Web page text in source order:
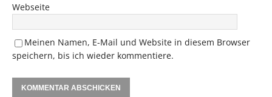
Webseite
Meinen Namen, E-Mail und Website in diesem Browser
speichern, bis ich wieder kommentiere.